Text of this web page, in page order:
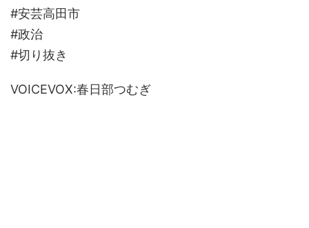
#安芸高田市
#政治
#切り抜き
VOICEVOX:春日部つむぎ